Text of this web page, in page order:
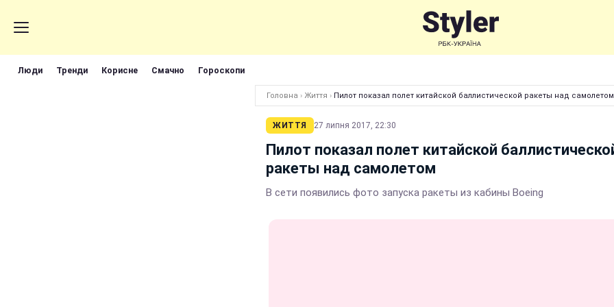
Люди Тренди Корисне Смачно Гороскопи
Головна › Життя › Пилот показал полет китайской баллистической ракеты над самолетом
ЖИТТЯ 27 липня 2017, 22:30
Пилот показал полет китайской
ракеты над самолетом
В сети появились фото запуска ракеты из кабины Boeing